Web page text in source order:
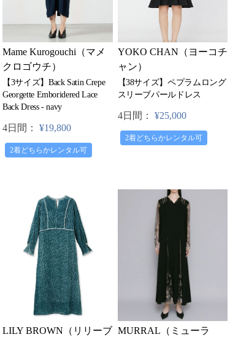
Mame Kurogouchi（マメ
クロゴウチ）
【3サイズ】Back Satin Crepe
Georgette Emboridered Lace
Back Dress - navy
4日間： ¥19,800
2着どちらかレンタル可
YOKO CHAN（ヨーコチ
ャン）
【38サイズ】ペプラムロング
スリーブパールドレス
4日間： ¥25,000
2着どちらかレンタル可
LILY BROWN（リリーブ MURRAL（ミューラ